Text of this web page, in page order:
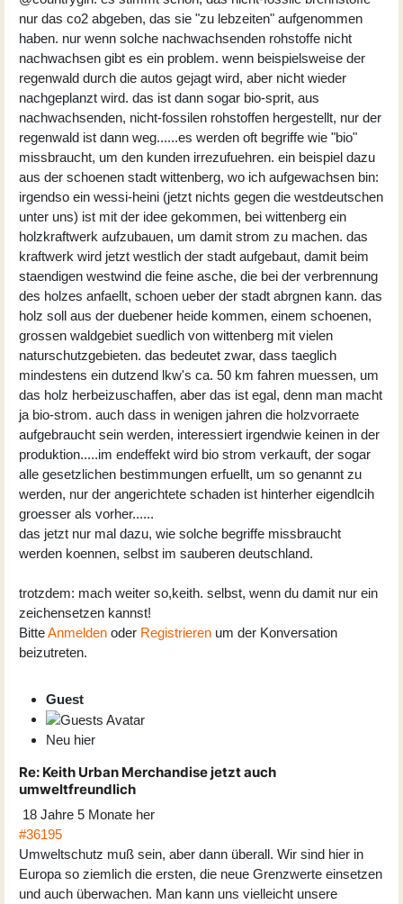
nur das co2 abgeben, das sie "zu lebzeiten" aufgenommen
haben. nur wenn solche nachwachsenden rohstoffe nicht
nachwachsen gibt es ein problem. wenn beispielsweise der
regenwald durch die autos gejagt wird, aber nicht wieder
nachgeplanzt wird. das ist dann sogar bio-sprit, aus
nachwachsenden, nicht-fossilen rohstoffen hergestellt, nur der
regenwald ist dann weg......es werden oft begriffe wie "bio"
missbraucht, um den kunden irrezufuehren. ein beispiel dazu
aus der schoenen stadt wittenberg, wo ich aufgewachsen bin:
irgendso ein wessi-heini (jetzt nichts gegen die westdeutschen
unter uns) ist mit der idee gekommen, bei wittenberg ein
holzkraftwerk aufzubauen, um damit strom zu machen. das
kraftwerk wird jetzt westlich der stadt aufgebaut, damit beim
staendigen westwind die feine asche, die bei der verbrennung
des holzes anfaellt, schoen ueber der stadt abrgnen kann. das
holz soll aus der duebener heide kommen, einem schoenen,
grossen waldgebiet suedlich von wittenberg mit vielen
naturschutzgebieten. das bedeutet zwar, dass taeglich
mindestens ein dutzend lkw's ca. 50 km fahren muessen, um
das holz herbeizuschaffen, aber das ist egal, denn man macht
ja bio-strom. auch dass in wenigen jahren die holzvorraete
aufgebraucht sein werden, interessiert irgendwie keinen in der
produktion.....im endeffekt wird bio strom verkauft, der sogar
alle gesetzlichen bestimmungen erfuellt, um so genannt zu
werden, nur der angerichtete schaden ist hinterher eigendlcih
groesser als vorher......
das jetzt nur mal dazu, wie solche begriffe missbraucht
werden koennen, selbst im sauberen deutschland.
trotzdem: mach weiter so,keith. selbst, wenn du damit nur ein
zeichensetzen kannst!
BitteAnmelden oder Registrieren um der Konversation
beizutreten.
Guest
Neu hier
Re: Keith Urban Merchandise jetzt auch
umweltfreundlich
18 Jahre 5 Monate her
#36195
Umweltschutz muß sein, aber dann überall. Wir sind hier in
Europa so ziemlich die ersten, die neue Grenzwerte einsetzen
und auch überwachen. Man kann uns vielleicht unsere